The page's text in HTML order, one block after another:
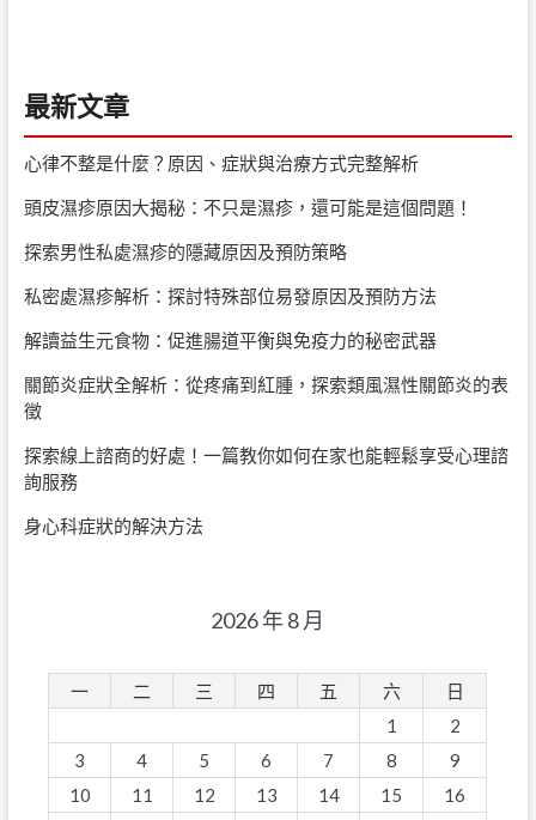
最新文章
心律不整是什麼？原因、症狀與治療方式完整解析
頭皮濕疹原因大揭秘：不只是濕疹，還可能是這個問題！
探索男性私處濕疹的隱藏原因及預防策略
私密處濕疹解析：探討特殊部位易發原因及預防方法
解讀益生元食物：促進腸道平衡與免疫力的秘密武器
關節炎症狀全解析：從疼痛到紅腫，探索類風濕性關節炎的表
徵
探索線上諮商的好處！一篇教你如何在家也能輕鬆享受心理諮
詢服務
身心科症狀的解決方法
2026 年 8 月
一 二 三 四 五 六
日
1
2
3
4 5 6 7 8
9
10
11 12 13 14 15
16